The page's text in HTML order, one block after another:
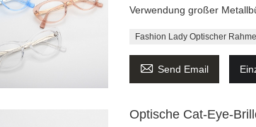
Verwendung großer
Fashion Lady Optischer
 Send Email
Optische Cat-Eye-